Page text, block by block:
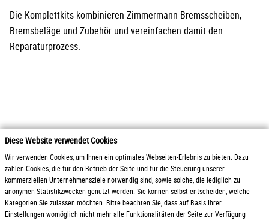
Diese Website verwendet Cookies
Wir verwenden Cookies, um Ihnen ein optimales Webseiten-Erlebnis zu bieten. Dazu
zählen Cookies, die für den Betrieb der Seite und für die Steuerung unserer
kommerziellen Unternehmensziele notwendig sind, sowie solche, die lediglich zu
anonymen Statistikzwecken genutzt werden. Sie können selbst entscheiden, welche
Kategorien Sie zulassen möchten. Bitte beachten Sie, dass auf Basis Ihrer
Einstellungen womöglich nicht mehr alle Funktionalitäten der Seite zur Verfügung
Die Komplettkits kombinieren Zimmermann Bremsscheiben,
Bremsbeläge und Zubehör und vereinfachen damit den
Reparaturprozess.
2026 Otto Zimmermann Maschinen- und Apparatebau GmbH
Produkte
Service
Downloads
AGB / Liefer- und
Zahlungsbedingungen
Gewinnspielrichtlinien